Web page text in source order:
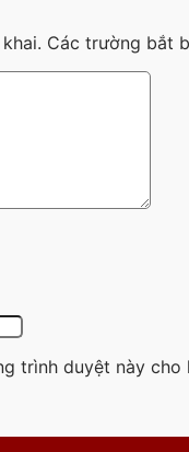
Các trường bắt
trình duyệt này cho